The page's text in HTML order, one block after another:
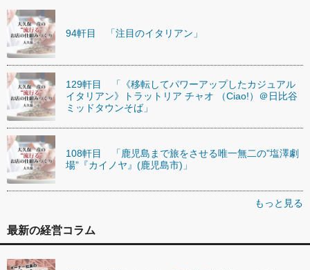
94軒目 「注目のイタリアン」
129軒目 「《移転してパワーアップしたカジュアル
イタリアン》トラットリア チャオ （Ciao!）＠日比谷
ミッドタウンそば」
108軒目 「鹿児島まで旅をさせる唯一無二の”塩澤劇
場”『カイノヤ』(鹿児島市)」
もっと見る
最新の経営コラム